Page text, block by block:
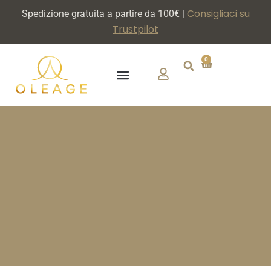
Spedizione gratuita a partire da 100€ | Consigliaci su
Trustpilot
0